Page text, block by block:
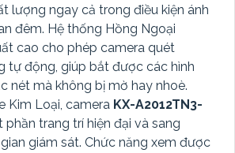
lượng ngay cả trong điều kiện ánh
đêm. Hệ thống Hồng Ngoại
cao cho phép camera quét
tự động, giúp bắt được các hình
nét mà không bị mờ hay nhoè.
Kim Loại, camera KX-A2012TN3-
trang trí hiện đại và sang
giám sát. Chức năng xem được